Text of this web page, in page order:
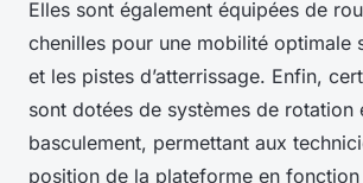
Elles sont également équipées de
chenilles pour une mobilité optimale
et les pistes d’atterrissage. Enfin,
sont dotées de systèmes de rotation
basculement, permettant aux
position de la plateforme en